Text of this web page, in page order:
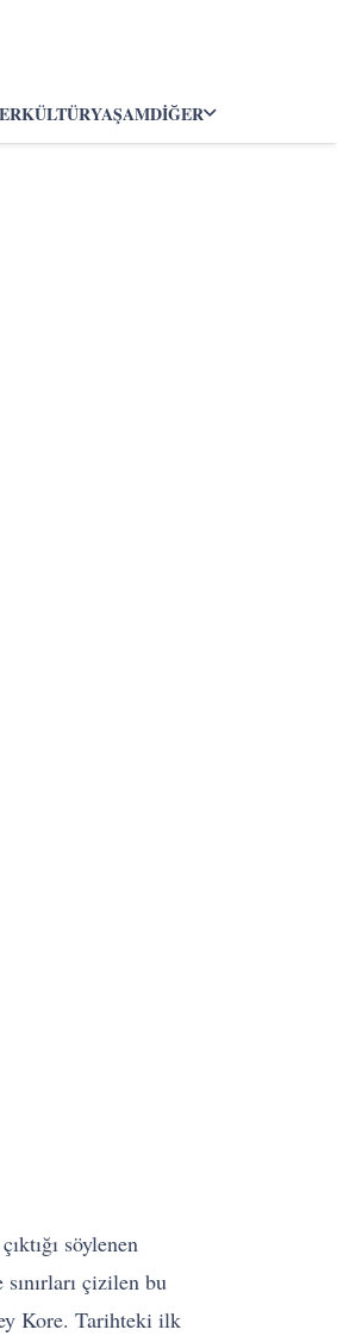
KÜLTÜRYAŞAMDIĞER
söylenen
çizilen bu
Kore. Tarihteki ilk